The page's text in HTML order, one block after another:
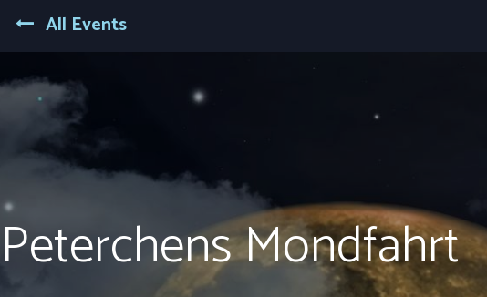
All Events
Peterchens Mondfahrt